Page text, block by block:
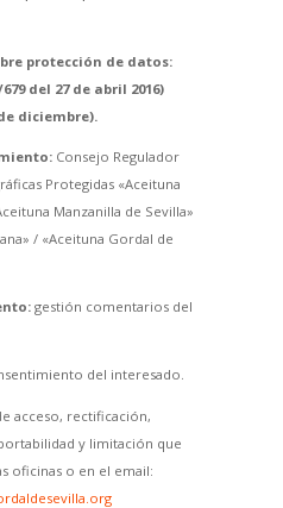
protección de datos:
del 27 de abril 2016)
de diciembre).
Consejo Regulador
Protegidas «Aceituna
Manzanilla de Sevilla»
/ «Aceituna Gordal de
gestión comentarios del
del interesado.
acceso, rectificación,
y limitación que
oficinas o en el email: